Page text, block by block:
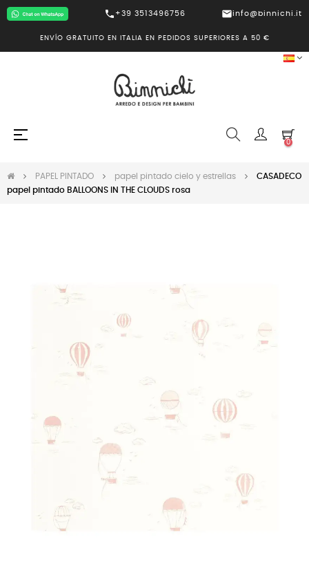
call +39 3513496756 mailinfo@binnichi.it
ENVÍO GRATUITO EN ITALIA EN PEDIDOS SUPERIORES A 50 €
Navegación
☰
0
PAPEL PINTADO papel pintado cielo y estrellas
CASADECO
papel pintado BALLOONS IN THE CLOUDS rosa